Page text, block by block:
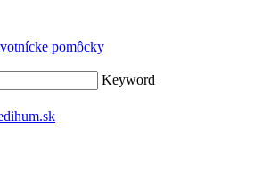
pomôcky
Keyword